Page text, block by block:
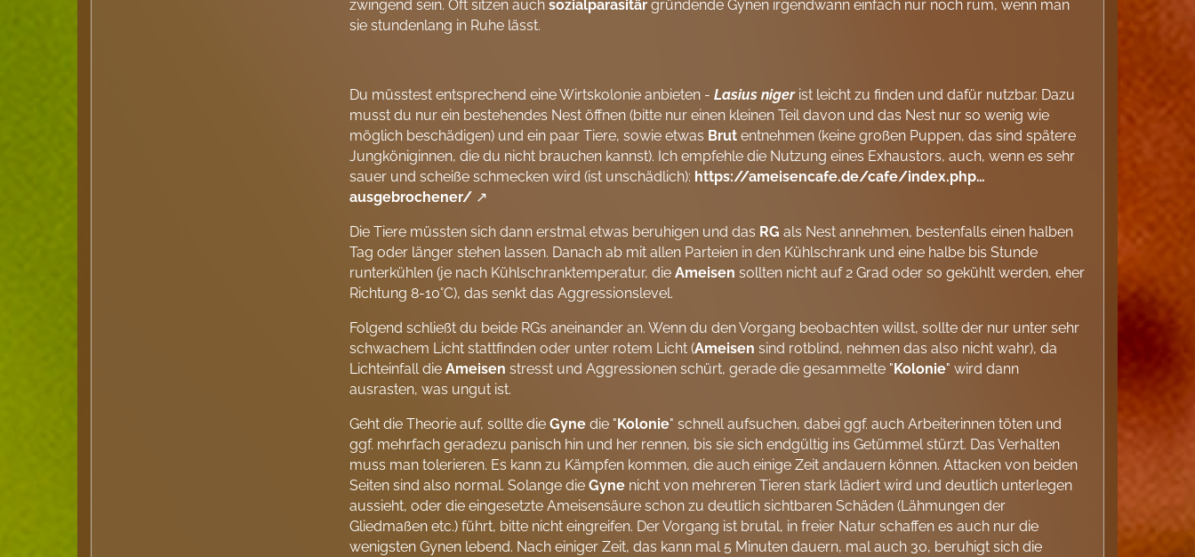
zwingend sein. Oft sitzen auchsozialparasitär gründende Gynen irgendwann einfach nur noch rum, wenn man
sie stundenlang in Ruhe lässt.
Du müsstest entsprechend eine Wirtskolonie anbieten -Lasius nigerist leicht zu finden und dafür nutzbar. Dazu
musst du nur ein bestehendes Nest öffnen (bitte nur einen kleinen Teil davon und das Nest nur so wenig wie
möglich beschädigen) und ein paar Tiere, sowie etwas Brut entnehmen (keine großen Puppen, das sind spätere
Jungköniginnen, die du nicht brauchen kannst). Ich empfehle die Nutzung eines Exhaustors, auch, wenn es sehr
sauer und scheiße schmecken wird (ist unschädlich): https://ameisencafe.de/cafe/index.php…
ausgebrochener/
Die Tiere müssten sich dann erstmal etwas beruhigen und das RG als Nest annehmen, bestenfalls einen halben
Tag oder länger stehen lassen. Danach ab mit allen Parteien in den Kühlschrank und eine halbe bis Stunde
runterkühlen (je nach Kühlschranktemperatur, dieAmeisen sollten nicht auf 2 Grad oder so gekühlt werden, eher
Richtung 8-10°C), das senkt das Aggressionslevel.
Folgend schließt du beide RGs aneinander an. Wenn du den Vorgang beobachten willst, sollte der nur unter sehr
schwachem Licht stattfinden oder unter rotem Licht (Ameisen sind rotblind, nehmen das also nicht wahr), da
Lichteinfall dieAmeisen stresst und Aggressionen schürt, gerade die gesammelte "Kolonie" wird dann
ausrasten, was ungut ist.
Geht die Theorie auf, sollte dieGyne die "Kolonie" schnell aufsuchen, dabei ggf. auch Arbeiterinnen töten und
ggf. mehrfach geradezu panisch hin und her rennen, bis sie sich endgültig ins Getümmel stürzt. Das Verhalten
muss man tolerieren. Es kann zu Kämpfen kommen, die auch einige Zeit andauern können. Attacken von beiden
Seiten sind also normal. Solange dieGyne nicht von mehreren Tieren stark lädiert wird und deutlich unterlegen
aussieht, oder die eingesetzte Ameisensäure schon zu deutlich sichtbaren Schäden (Lähmungen der
Gliedmaßen etc.) führt, bitte nicht eingreifen. Der Vorgang ist brutal, in freier Natur schaffen es auch nur die
wenigsten Gynen lebend. Nach einiger Zeit, das kann mal 5 Minuten dauern, mal auch 30, beruhigt sich die